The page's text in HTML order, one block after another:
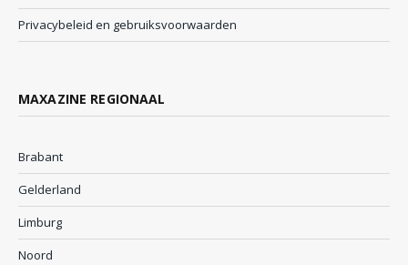
Privacybeleid en gebruiksvoorwaarden
MAXAZINE REGIONAAL
Brabant
Gelderland
Limburg
Noord